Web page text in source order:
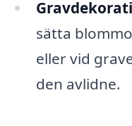
sätta
eller vid
den avlidne.